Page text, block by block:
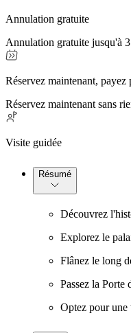
Annulation gratuite
Annulation gratuite jusqu'à
Réservez maintenant, payez
Réservez maintenant sans
Visite guidée
Résumé
Découvrez
Explorez le
Flânez le long
Passez la Porte
Optez pour une